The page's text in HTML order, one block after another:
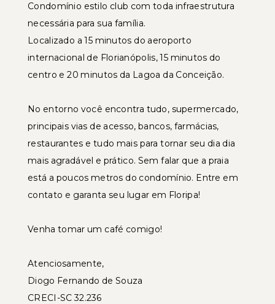
Condomínio estilo club com toda infraestrutura
necessária para sua família.
Localizado a 15 minutos do aeroporto
internacional de Florianópolis, 15 minutos do
centro e 20 minutos da Lagoa da Conceição.
No entorno você encontra tudo, supermercado,
principais vias de acesso, bancos, farmácias,
restaurantes e tudo mais para tornar seu dia dia
mais agradável e prático. Sem falar que a praia
está a poucos metros do condomínio. Entre em
contato e garanta seu lugar em Floripa!
Venha tomar um café comigo!
Atenciosamente,
Diogo Fernando de Souza
CRECI-SC 32.236